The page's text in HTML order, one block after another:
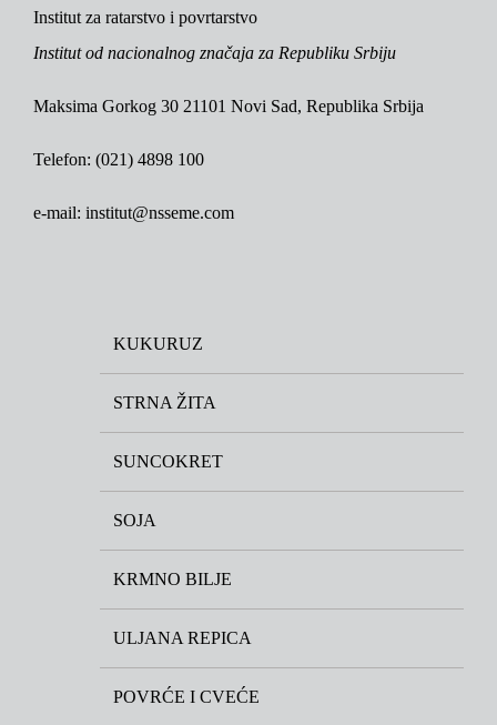
Institut za ratarstvo i povrtarstvo
Institut od nacionalnog značaja za Republiku Srbiju
Maksima Gorkog 30 21101 Novi Sad, Republika Srbija
Telefon: (021) 4898 100
e-mail: institut@nsseme.com
KUKURUZ
STRNA ŽITA
SUNCOKRET
SOJA
KRMNO BILJE
ULJANA REPICA
POVRĆE I CVEĆE